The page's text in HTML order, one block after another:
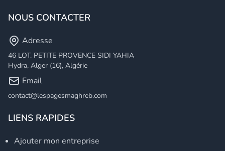
NOUS CONTACTER
Adresse
46 LOT. PETITE PROVENCE SIDI YAHIA
Hydra, Alger (16), Algérie
Email
contact@lespagesmaghreb.com
LIENS RAPIDES
Ajouter mon entreprise